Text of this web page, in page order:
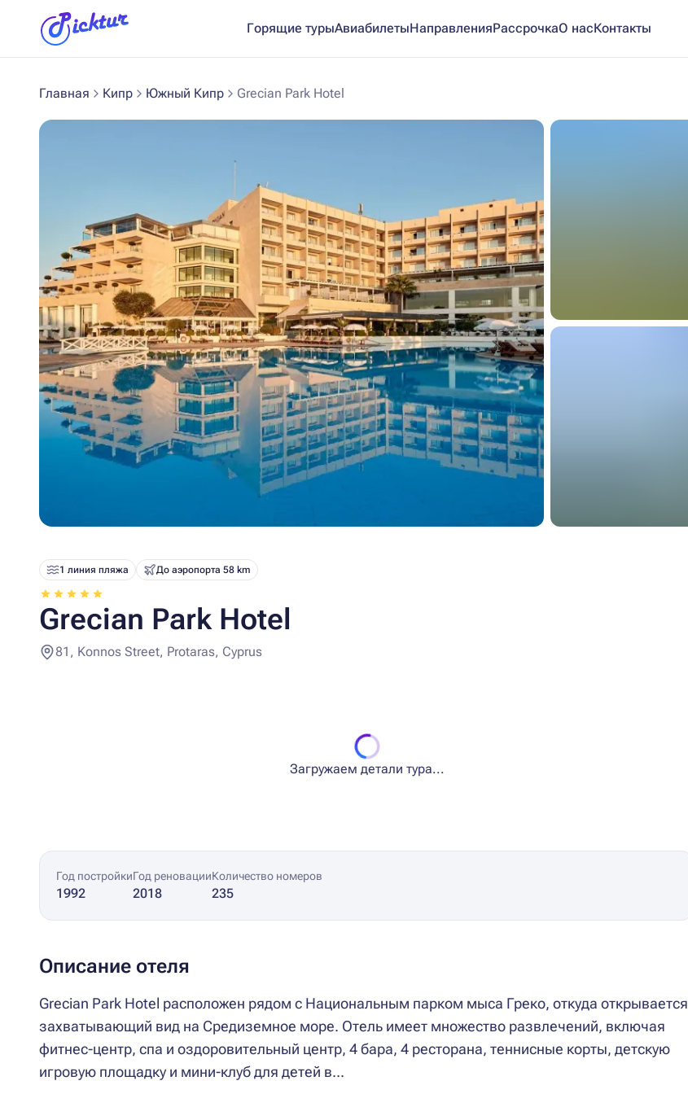
Горящие турыАвиабилетыНаправленияРассрочкаО насКонтакты
Главная Кипр Южный Кипр Grecian Park Hotel
1 линия пляжа До аэропорта 58 km
Grecian Park Hotel
81, Konnos Street, Protaras, Cyprus
Загружаем детали тура...
Год постройки
1992
Год реновации
2018
Количество номеров
235
Описание отеля
Grecian Park Hotel расположен рядом с Национальным парком мыса Греко, откуда открывается
захватывающий вид на Средиземное море. Отель имеет множество развлечений, включая
фитнес-центр, спа и оздоровительный центр, 4 бара, 4 ресторана, теннисные корты, детскую
игровую площадку и мини-клуб для детей в...